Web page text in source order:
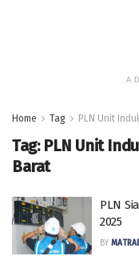
Home Tag PLN Unit
Tag: PLN Unit
Barat
PLN
2025
BY